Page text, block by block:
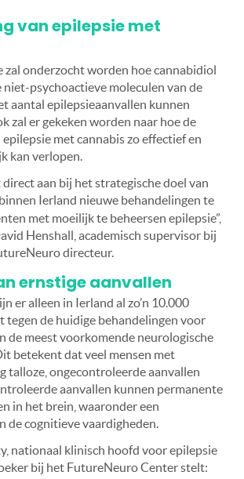
van epilepsie met
zal onderzocht worden hoe cannabidiol
niet-psychoactieve moleculen van de
aantal epilepsieaanvallen kunnen
zal er gekeken worden naar hoe de
met cannabis zo effectief en
kan verlopen.
aan bij het strategische doel van
Ierland nieuwe behandelingen te
met moeilijk te beheersen epilepsie”,
Henshall, academisch supervisor bij
directeur.
ernstige aanvallen
er alleen in Ierland al zo’n 10.000
tegen de huidige behandelingen voor
de meest voorkomende neurologische
betekent dat veel mensen met
talloze, ongecontroleerde aanvallen
aanvallen kunnen permanente
in het brein, waaronder een
de cognitieve vaardigheden.
nationaal klinisch hoofd voor epilepsie
bij het FutureNeuro Center stelt: